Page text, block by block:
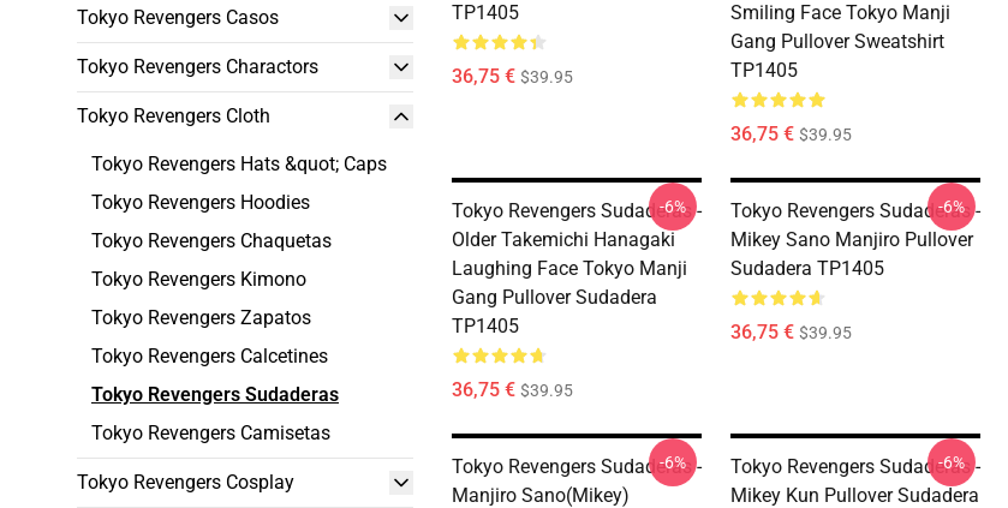
Tokyo Revengers Casos
Tokyo Revengers Charactors
Tokyo Revengers Cloth
Tokyo Revengers Hats &quot; Caps
Tokyo Revengers Hoodies
Tokyo Revengers Chaquetas
Tokyo Revengers Kimono
Tokyo Revengers Zapatos
Tokyo Revengers Calcetines
Tokyo Revengers Sudaderas
Tokyo Revengers Camisetas
Tokyo Revengers Cosplay
TP1405
36,75 € $39.95
Smiling Face Tokyo Manji
Gang Pullover Sweatshirt
TP1405
36,75 € $39.95
Tokyo Revengers Sudaderas -
Older Takemichi Hanagaki
Laughing Face Tokyo Manji
Gang Pullover Sudadera
TP1405
36,75 € $39.95
-6%
Tokyo Revengers Sudaderas -
Mikey Sano Manjiro Pullover
Sudadera TP1405
36,75 € $39.95
-6%
Tokyo Revengers Sudaderas -
Manjiro Sano(Mikey)
-6%
Tokyo Revengers Sudaderas -
Mikey Kun Pullover Sudadera
-6%